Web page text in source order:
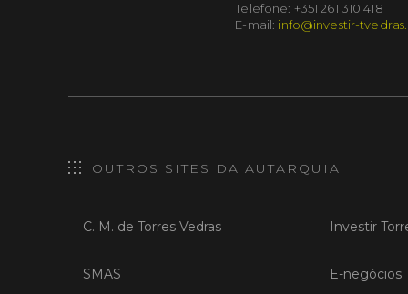
Telefone: +351 261 310 418
E-mail: info@investir-
OUTROS SITES DA AUTARQUIA
C. M. de Torres Vedras
SMAS
Investir
E-negócios